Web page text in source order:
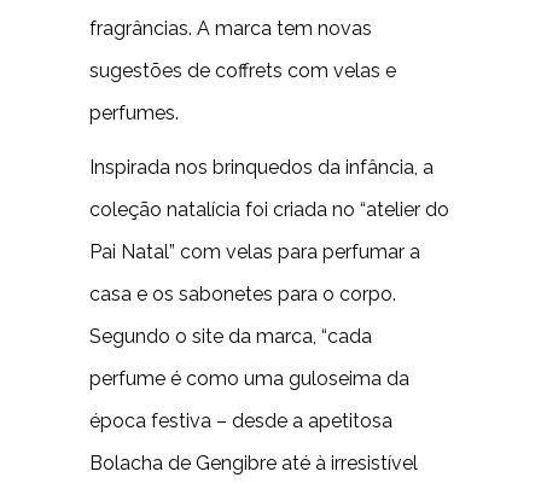
fragrâncias. A marca tem novas
sugestões de coffrets com velas e
perfumes.
Inspirada nos brinquedos da infância, a
coleção natalícia foi criada no “atelier do
Pai Natal” com velas para perfumar a
casa e os sabonetes para o corpo.
Segundo o site da marca, “cada
perfume é como uma guloseima da
época festiva – desde a apetitosa
Bolacha de Gengibre até à irresistível